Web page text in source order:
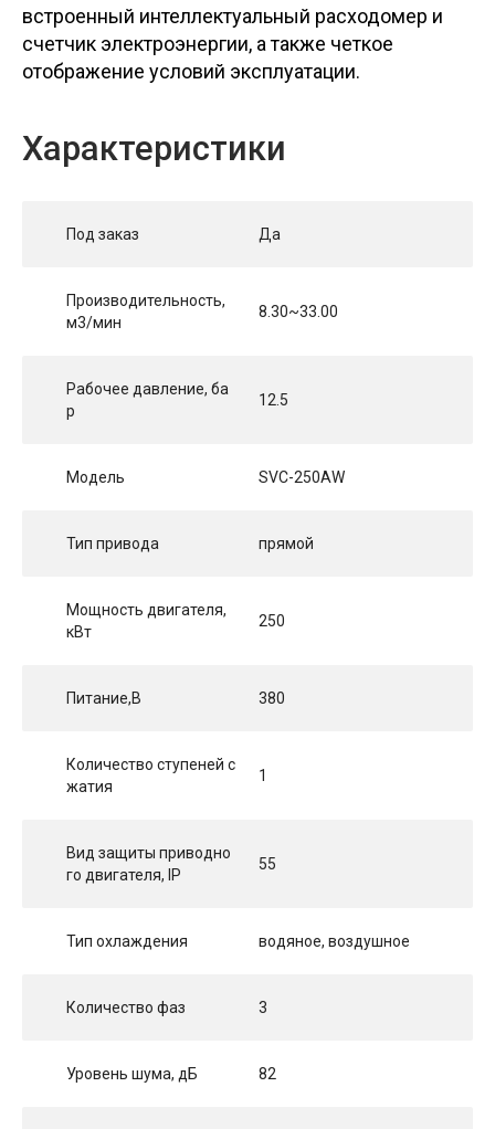
встроенный интеллектуальный расходомер и
счетчик электроэнергии, а также четкое
отображение условий эксплуатации.
Характеристики
Под заказ Да
Производительность,
м3/мин
8.30~33.00
Рабочее давление, ба
р
12.5
Модель SVC-250AW
Тип привода прямой
Мощность двигателя,
кВт
250
Питание,В 380
Количество ступеней с
жатия
1
Вид защиты приводно
го двигателя, IP
55
Тип охлаждения водяное, воздушное
Количество фаз 3
Уровень шума, дБ 82